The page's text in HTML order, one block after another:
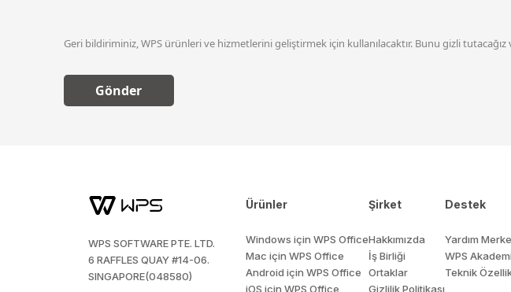
Geri bildiriminiz, WPS ürünleri ve hizmetlerini geliştirmek için kullanılacaktır. Bunu gizli tutacağız
Gönder
WPS SOFTWARE PTE. LTD.
6 RAFFLES QUAY #14-06.
SINGAPORE(048580)
Ürünler
Windows için WPS Office
Mac için WPS Office
Android için WPS Office
iOS için WPS Office
Şirket
Hakkımızda
İş Birliği
Ortaklar
Gizlilik Politikası
Destek
Yardım
WPS Akademi
Teknik